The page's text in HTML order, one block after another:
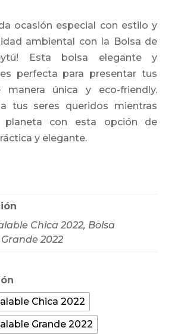
desde
$ 3.500
hasta
$ 5.500
ocasión especial con estilo y
ambiental con la Bolsa de
Esta bolsa elegante y
perfecta para presentar tus
manera única y eco-friendly.
tus seres queridos mientras
planeta con esta opción de
y elegante.
Chica 2022, Bolsa
2022
Chica 2022
Grande 2022